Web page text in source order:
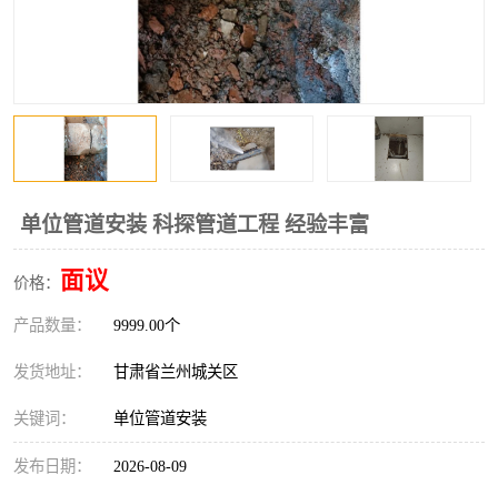
单位管道安装 科探管道工程 经验丰富
价格： 面议
产品数量： 9999.00个
发货地址： 甘肃省兰州城关区
关键词： 单位管道安装
发布日期： 2026-08-09